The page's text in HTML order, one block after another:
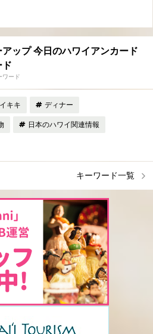
アップ 今日のハワイアンカード
ド
ワード
キキ ディナー
日本のハワイ関連情報
キーワード一覧